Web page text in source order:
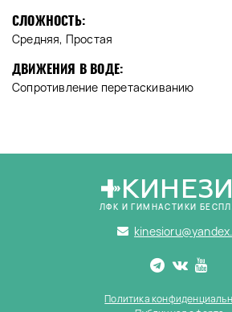
СЛОЖНОСТЬ:
Средняя, Простая
ДВИЖЕНИЯ В ВОДЕ:
Сопротивление перетаскиванию
ЛФК И ГИМНАСТИКИ
Политика